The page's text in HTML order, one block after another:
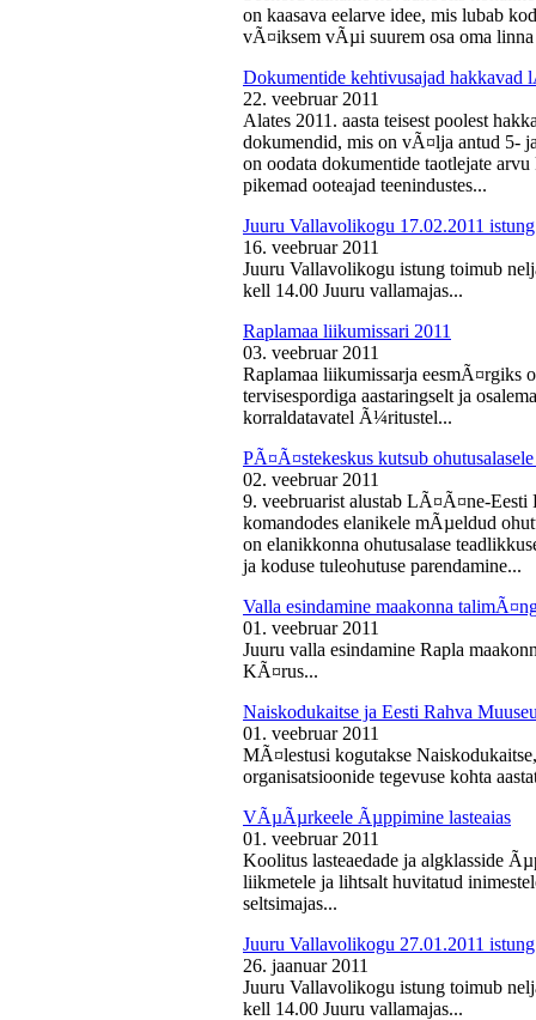
on kaasava eelarve idee, mis lubab
vÃ¤iksem vÃµi suurem osa oma
Dokumentide kehtivusajad hakkavad
22. veebruar 2011
Alates 2011. aasta teisest poolest
dokumendid, mis on vÃ¤lja antud 5-
on oodata dokumentide taotlejate
pikemad ooteajad teenindustes...
Juuru Vallavolikogu 17.02.2011 istung
16. veebruar 2011
Juuru Vallavolikogu istung toimub
kell 14.00 Juuru vallamajas...
Raplamaa liikumissari 2011
03. veebruar 2011
Raplamaa liikumissarja eesmÃ¤rgiks
tervisespordiga aastaringselt ja
korraldatavatel Ã¼ritustel...
PÃ¤Ã¤stekeskus kutsub
02. veebruar 2011
9. veebruarist alustab LÃ¤Ã¤ne-
komandodes elanikele mÃµeldud
on elanikkonna ohutusalase
ja koduse tuleohutuse parendamine...
Valla esindamine maakonna
01. veebruar 2011
Juuru valla esindamine Rapla
KÃ¤rus...
Naiskodukaitse ja Eesti Rahva
01. veebruar 2011
MÃ¤lestusi kogutakse
organisatsioonide tegevuse kohta
VÃµÃµrkeele Ãµppimine lasteaias
01. veebruar 2011
Koolitus lasteaedade ja algklasside
liikmetele ja lihtsalt huvitatud
seltsimajas...
Juuru Vallavolikogu 27.01.2011 istung
26. jaanuar 2011
Juuru Vallavolikogu istung toimub
kell 14.00 Juuru vallamajas...